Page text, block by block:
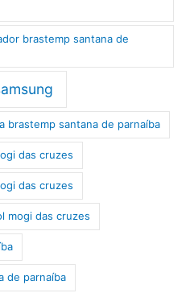
brastemp santana de
brastemp santana de parnaíba
das cruzes
das cruzes
mogi das cruzes
de parnaíba